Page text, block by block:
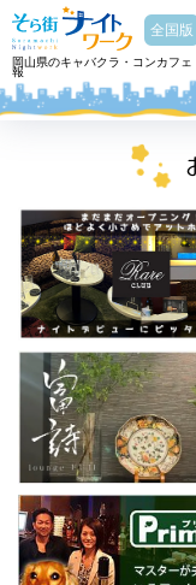
そら街
全国版
岡山県のキャバクラ・コンカフ
報
ホーム スナック 月読ツ